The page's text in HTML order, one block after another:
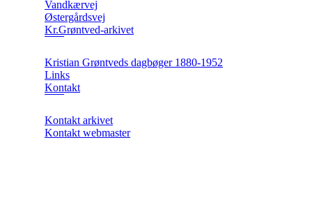
Vandkærvej
Østergårdsvej
Kr.Grøntved-arkivet
Kristian Grøntveds dagbøger 1880-1952
Links
Kontakt
Kontakt arkivet
Kontakt webmaster